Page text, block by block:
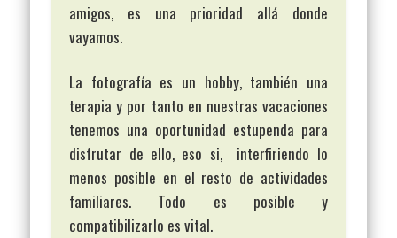
amigos, es una prioridad allá donde
vayamos.
La fotografía es un hobby, también una
terapia y por tanto en nuestras vacaciones
tenemos una oportunidad estupenda para
disfrutar de ello, eso si, interfiriendo lo
menos posible en el resto de actividades
familiares. Todo es posible y
compatibilizarlo es vital.